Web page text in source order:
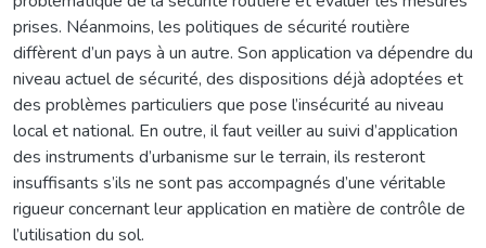
prises. Néanmoins, les politiques de sécurité routière
diffèrent d’un pays à un autre. Son application va dépendre du
niveau actuel de sécurité, des dispositions déjà adoptées et
des problèmes particuliers que pose l’insécurité au niveau
local et national. En outre, il faut veiller au suivi d’application
des instruments d’urbanisme sur le terrain, ils resteront
insuffisants s’ils ne sont pas accompagnés d’une véritable
rigueur concernant leur application en matière de contrôle de
l’utilisation du sol.